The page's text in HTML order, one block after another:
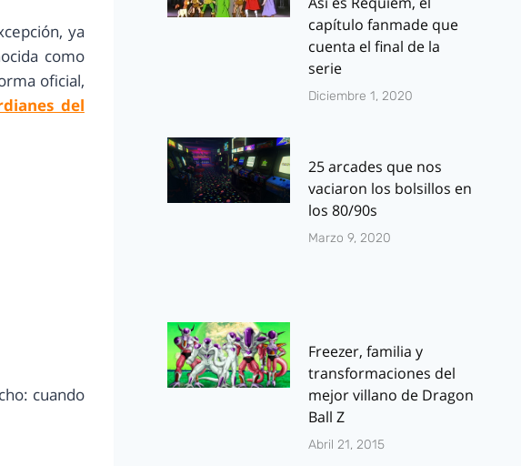
ya
como
oficial,
del
cuando
capítulo fanmade que
cuenta el final de la
serie
Diciembre 1, 2020
25 arcades que nos
vaciaron los bolsillos en
los 80/90s
Marzo 9, 2020
Freezer, familia y
transformaciones del
mejor villano de Dragon
Ball Z
Abril 21, 2015